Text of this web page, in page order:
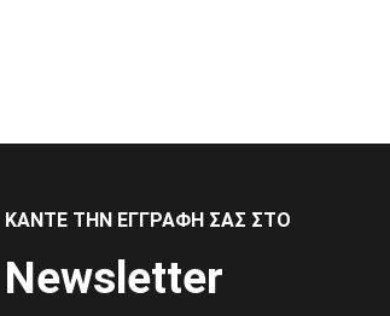
ΚΆΝΤΕ ΤΗΝ ΕΓΓΡΑΦΉ ΣΑΣ ΣΤΟ
Newsletter